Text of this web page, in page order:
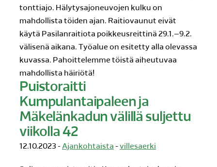
tonttiajo. Hälytysajoneuvojen kulku on
mahdollista töiden ajan. Raitiovaunut eivät
käytä Pasilanraitiota poikkeusreittinä 29.1.–9.2.
välisenä aikana. Työalue on esitetty alla olevassa
kuvassa. Pahoittelemme töistä aiheutuvaa
mahdollista häiriötä!
Puistoraitti
Kumpulantaipaleen ja
Mäkelänkadun välillä suljettu
viikolla 42
12.10.2023 -Ajankohtaista -villesaerki